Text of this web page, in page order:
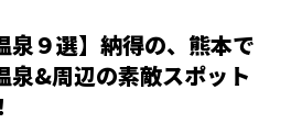
泉９選】納得の、熊本で
泉&周辺の素敵スポット